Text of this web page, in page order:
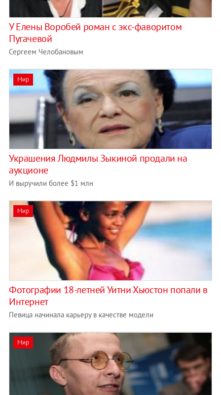
У Елены Воробей роман с экс-фаворитом
Пугачевой
Сергеем Челобановым
Мир
Украшения Людмилы Зыкиной продали на
аукционе
И выручили более $1 млн
Мир
Фотографии 18-летней Уитни Хьюстон попали в
Интернет
Певица начинала карьеру в качестве модели
Мир